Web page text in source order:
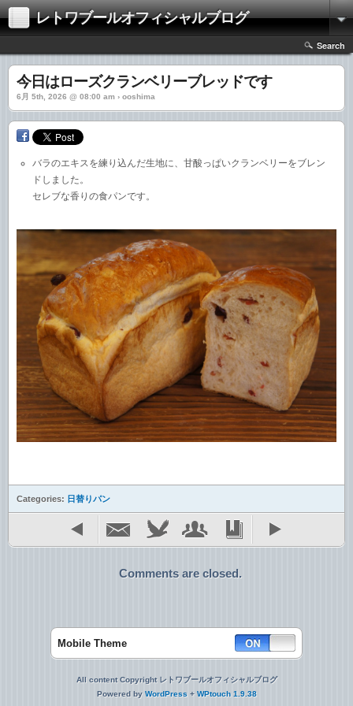
レトワブールオフィシャルブログ
Search
今日はローズクランベリーブレッドです
6月 5th, 2026 @ 08:00 am › ooshima
バラのエキスを練り込んだ生地に、甘酸っぱいクランベリーをブレン
ドしました。
セレブな香りの食パンです。
Categories: 日替りパン
Comments are closed.
Mobile Theme
All content Copyright レトワブールオフィシャルブログ
Powered by WordPress + WPtouch 1.9.38